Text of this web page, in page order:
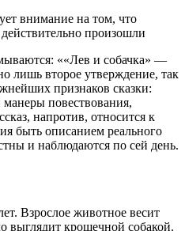
внимание на том, что
произошли
««Лев и собачка» —
лишь второе утверждение, так
признаков сказки:
манеры повествования,
напротив, относится к
быть описанием реального
и наблюдаются по сей день.
Взрослое животное весит
выглядит крошечной собакой.